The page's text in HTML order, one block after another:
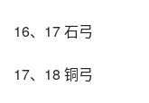
16、17 石弓
17、18 铜弓